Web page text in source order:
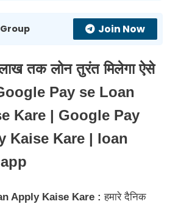
Join Now
तक लोन तुरंत मिलेगा ऐसे
Pay se Loan
Kare | Google Pay
Kaise Kare | loan
Apply Kaise Kare :हमारे दैनिक